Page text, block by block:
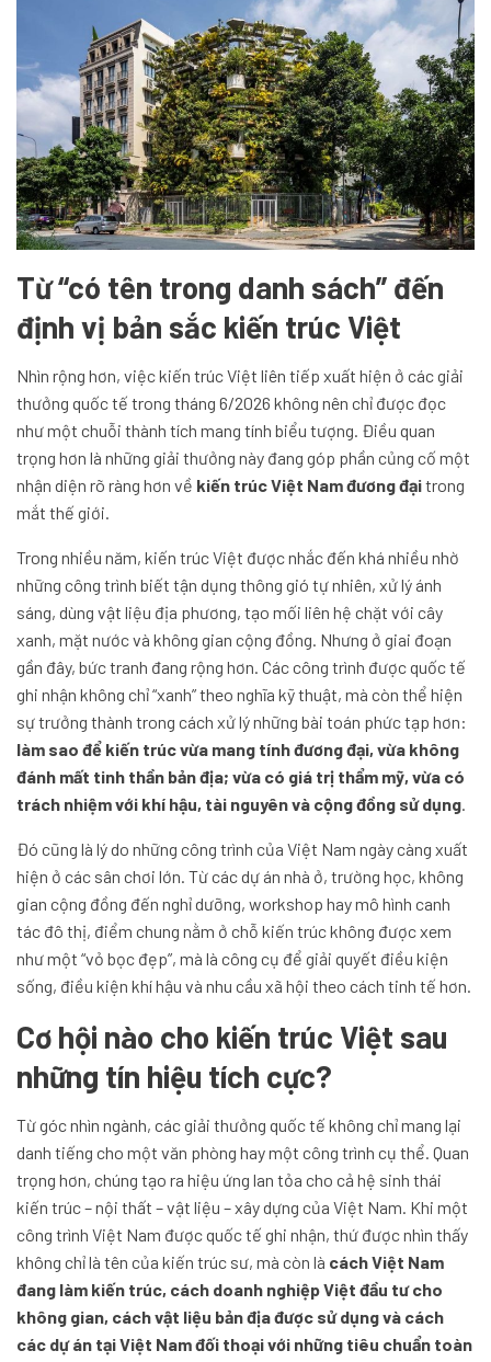
Từ “có tên trong danh sách” đến
định vị bản sắc kiến trúc Việt
Nhìn rộng hơn, việc kiến trúc Việt liên tiếp xuất hiện ở các giải
thưởng quốc tế trong tháng 6/2026 không nên chỉ được đọc
như một chuỗi thành tích mang tính biểu tượng. Điều quan
trọng hơn là những giải thưởng này đang góp phần củng cố một
nhận diện rõ ràng hơn về kiến trúc Việt Nam đương đạitrong
mắt thế giới.
Trong nhiều năm, kiến trúc Việt được nhắc đến khá nhiều nhờ
những công trình biết tận dụng thông gió tự nhiên, xử lý ánh
sáng, dùng vật liệu địa phương, tạo mối liên hệ chặt với cây
xanh, mặt nước và không gian cộng đồng. Nhưng ở giai đoạn
gần đây, bức tranh đang rộng hơn. Các công trình được quốc tế
ghi nhận không chỉ “xanh” theo nghĩa kỹ thuật, mà còn thể hiện
sự trưởng thành trong cách xử lý những bài toán phức tạp hơn:
làm sao để kiến trúc vừa mang tính đương đại, vừa không
đánh mất tinh thần bản địa; vừa có giá trị thẩm mỹ, vừa có
trách nhiệm với khí hậu, tài nguyên và cộng đồng sử dụng
Đó cũng là lý do những công trình của Việt Nam ngày càng xuất
hiện ở các sân chơi lớn. Từ các dự án nhà ở, trường học, không
gian cộng đồng đến nghỉ dưỡng, workshop hay mô hình canh
tác đô thị, điểm chung nằm ở chỗ kiến trúc không được xem
như một “vỏ bọc đẹp”, mà là công cụ để giải quyết điều kiện
sống, điều kiện khí hậu và nhu cầu xã hội theo cách tinh tế hơn.
Cơ hội nào cho kiến trúc Việt sau
những tín hiệu tích cực?
Từ góc nhìn ngành, các giải thưởng quốc tế không chỉ mang lại
danh tiếng cho một văn phòng hay một công trình cụ thể. Quan
trọng hơn, chúng tạo ra hiệu ứng lan tỏa cho cả hệ sinh thái
kiến trúc – nội thất – vật liệu – xây dựng của Việt Nam. Khi một
công trình Việt Nam được quốc tế ghi nhận, thứ được nhìn thấy
không chỉ là tên của kiến trúc sư, mà còn là cách Việt Nam
đang làm kiến trúc, cách doanh nghiệp Việt đầu tư cho
không gian, cách vật liệu bản địa được sử dụng và cách
các dự án tại Việt Nam đối thoại với những tiêu chuẩn toàn